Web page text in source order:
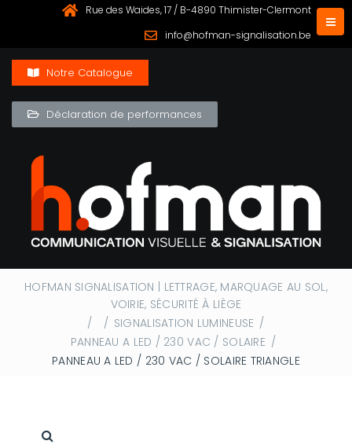
Rue des Waides, 17 / B-4890 Thimister-Clermont
info@hofman-signalisation.be
Notre Catalogue
Déclaration de performances
HOFMAN SIGNALISATION | LETTRAGE, MARQUAGE AU SOL,
VOIRIE, SÉCURITÉ À LIÈGE
/
/ SIGNALISATION LUMINEUSE /
PANNEAU A LED / 230 VAC / SOLAIRE /
PANNEAU A LED / 230 VAC / SOLAIRE TRIANGLE